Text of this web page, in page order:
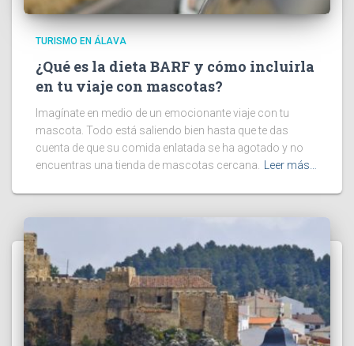
TURISMO EN ÁLAVA
¿Qué es la dieta BARF y cómo incluirla
en tu viaje con mascotas?
Imagínate en medio de un emocionante viaje con tu
mascota. Todo está saliendo bien hasta que te das
cuenta de que su comida enlatada se ha agotado y no
encuentras una tienda de mascotas cercana.
Leer más…